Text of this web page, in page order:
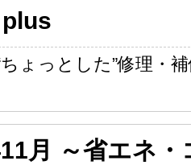
ょっとした”修理・
月 ～省エネ